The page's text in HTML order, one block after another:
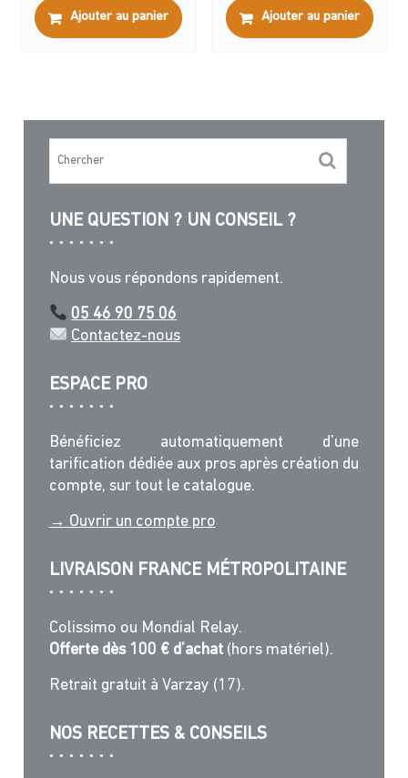
Ajouter au panier Ajouter au panier
UNE QUESTION ? UN CONSEIL ?
Nous vous répondons rapidement.
05 46 90 75 06
Contactez-nous
ESPACE PRO
Bénéficiez automatiquement d’une
tarification dédiée aux pros après création du
compte, sur tout le catalogue.
→ Ouvrir un compte pro
LIVRAISON FRANCE MÉTROPOLITAINE
Colissimo ou Mondial Relay.
Offerte dès 100 € d’achat (hors matériel).
Retrait gratuit à Varzay (17).
NOS RECETTES & CONSEILS